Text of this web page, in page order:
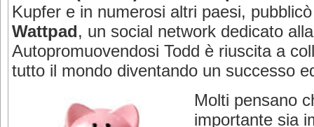
Kupfer e in numerosi altri paesi,
Wattpad, un social network dedicato
Autopromuovendosi Todd è riuscita a
tutto il mondo diventando un successo
Molti pensano
importante sia